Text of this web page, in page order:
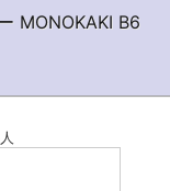
MONOKAKI B6
人